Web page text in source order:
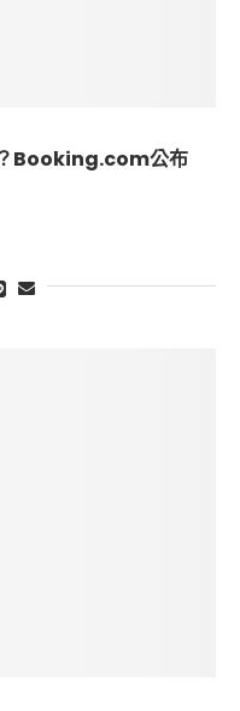
？Booking.com公布